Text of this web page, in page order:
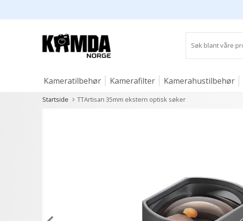
Kameratilbehør Kamerafilter Kamerahustilbehør
Studio og lys
Startside TTArtisan 35mm ekstern optisk søker